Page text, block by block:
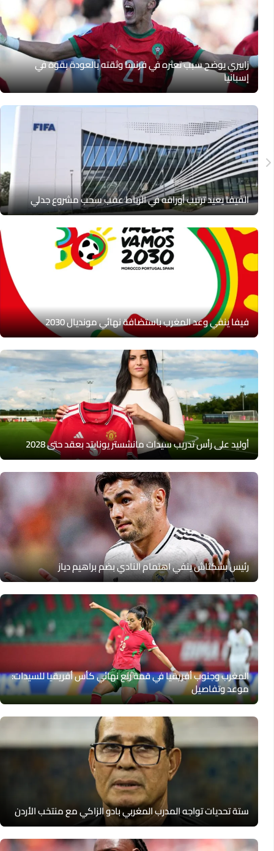
زابيري يوضح سبب تعثره في فرنسا وثقته بالعودة بقوة في
إسبانيا
الفيفا يعيد ترتيب أوراقه في الرباط عقب سحب مشروع جدلي
فيفا ينفي وعد المغرب باستضافة نهائي مونديال 2030
أوليد على رأس تدريب سيدات مانشستر يونايتد بعقد حتى 2028
رئيس بشكتاش ينفي اهتمام النادي بضم براهيم دياز
المغرب وجنوب أفريقيا في قمة ربع نهائي كأس أفريقيا للسيدات:
موعد وتفاصيل
ستة تحديات تواجه المدرب المغربي بادو الزاكي مع منتخب الأردن